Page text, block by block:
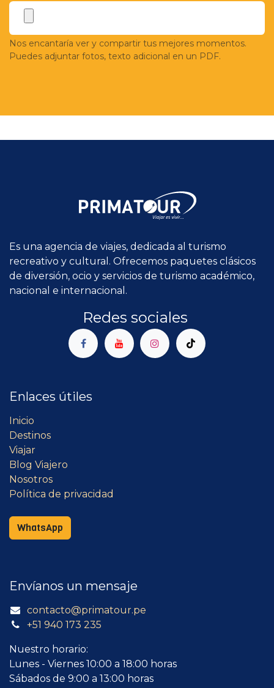
Nos encantaría ver y compartir tus mejores momentos.
Puedes adjuntar fotos, texto adicional en un PDF.
Es una agencia de viajes, dedicada al turismo
recreativo y cultural. Ofrecemos paquetes clásicos
de diversión, ocio y servicios de turismo académico,
nacional e internacional.
Redes sociales
Enlaces útiles
Inicio
Destinos
Viajar
Blog Viajero
Nosotros
Política de privacidad
WhatsApp
Envíanos un mensaje
contacto@primatour.pe
+51 940 173 235
Nuestro horario:
Lunes - Viernes 10:00 a 18:00 horas
Sábados de 9:00 a 13:00 horas